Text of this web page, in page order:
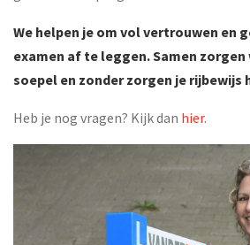
We helpen je om vol vertrouwen en
examen af te leggen. Samen
soepel en zonder zorgen je rijbewijs
Heb je nog vragen? Kijk dan hier.